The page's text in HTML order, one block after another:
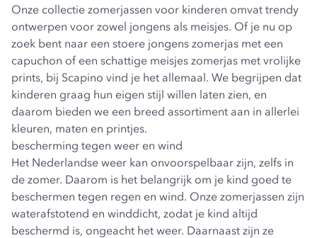
Onze collectie zomerjassen voor kinderen omvat trendy
ontwerpen voor zowel jongens als meisjes. Of je nu op
zoek bent naar een stoere jongens zomerjas met een
capuchon of een schattige meisjes zomerjas met vrolijke
prints, bij Scapino vind je het allemaal. We begrijpen dat
kinderen graag hun eigen stijl willen laten zien, en
daarom bieden we een breed assortiment aan in allerlei
kleuren, maten en printjes.
bescherming tegen weer en wind
Het Nederlandse weer kan onvoorspelbaar zijn, zelfs in
de zomer. Daarom is het belangrijk om je kind goed te
beschermen tegen regen en wind. Onze zomerjassen zijn
waterafstotend en winddicht, zodat je kind altijd
beschermd is, ongeacht het weer. Daarnaast zijn ze